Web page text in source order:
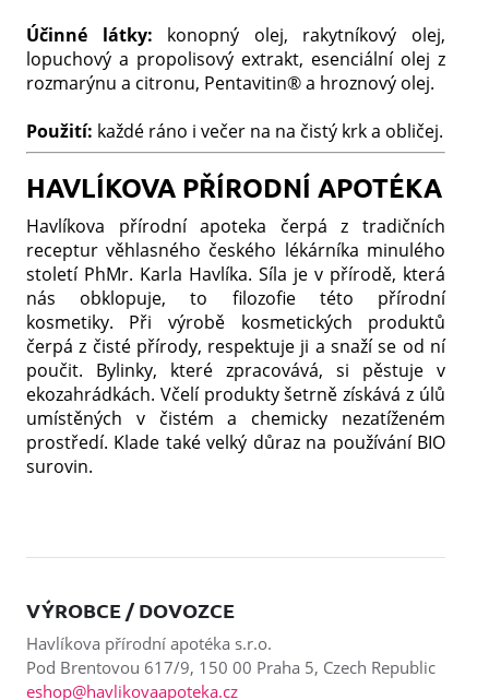
Účinné látky: konopný olej, rakytníkový olej,
lopuchový a propolisový extrakt, esenciální olej z
rozmarýnu a citronu, Pentavitin® a hroznový olej.
Použití: každé ráno i večer na na čistý krk a obličej.
HAVLÍKOVA PŘÍRODNÍ APOTÉKA
Havlíkova přírodní apoteka čerpá z tradičních
receptur věhlasného českého lékárníka minulého
století PhMr. Karla Havlíka. Síla je v přírodě, která
nás obklopuje, to filozofie této přírodní
kosmetiky. Při výrobě kosmetických produktů
čerpá z čisté přírody, respektuje ji a snaží se od ní
poučit. Bylinky, které zpracovává, si pěstuje v
ekozahrádkách. Včelí produkty šetrně získává z úlů
umístěných v čistém a chemicky nezatíženém
prostředí. Klade také velký důraz na používání BIO
surovin.
VÝROBCE / DOVOZCE
Havlíkova přírodní apotéka s.r.o.
Pod Brentovou 617/9, 150 00 Praha 5, Czech Republic
eshop@havlikovaapoteka.cz